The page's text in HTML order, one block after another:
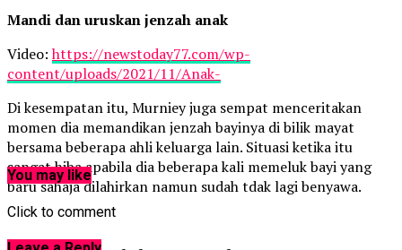
Mandi dan uruskan jenzah anak
Video:https://newstoday77.com/wp-
content/uploads/2021/11/Anak-
Di kesempatan itu, Murniey juga sempat menceritakan
momen dia memandikan jenzah bayinya di bilik mayat
bersama beberapa ahli keluarga lain. Situasi ketika itu
sangat hiba apabila dia beberapa kali memeluk bayi yang
baru sahaja dilahirkan namun sudah tdak lagi benyawa.
You may like
Click to comment